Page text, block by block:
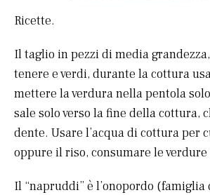
Ricette.
Il taglio in pezzi di media
tenere e verdi, durante la cottura
mettere la verdura nella pentola
sale solo verso la fine della cottura,
dente. Usare l’acqua di cottura per
oppure il riso, consumare le
Il “napruddi” è l’onopordo (famiglia